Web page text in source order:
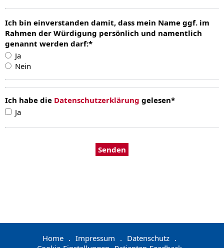
Ich bin einverstanden damit, dass mein Name ggf. im
Rahmen der Würdigung persönlich und namentlich
genannt werden darf:*
Ja
Nein
Ich habe die Datenschutzerklärung gelesen*
Ja
Home . Impressum . Datenschutz .